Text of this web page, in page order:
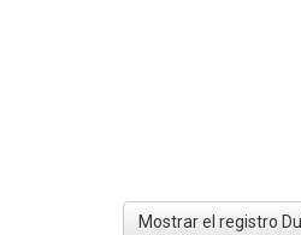
Mostrar el registro